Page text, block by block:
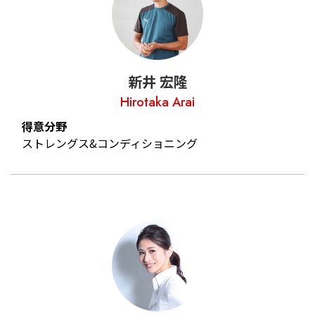
新井 宏隆
Hirotaka Arai
得意分野
ストレングス&コンディショニング